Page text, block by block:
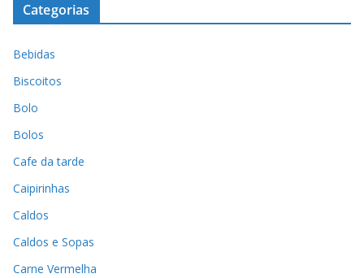
Categorias
Bebidas
Biscoitos
Bolo
Bolos
Cafe da tarde
Caipirinhas
Caldos
Caldos e Sopas
Carne Vermelha